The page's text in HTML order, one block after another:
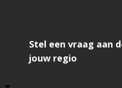
Stel een vraag aan
jouw regio